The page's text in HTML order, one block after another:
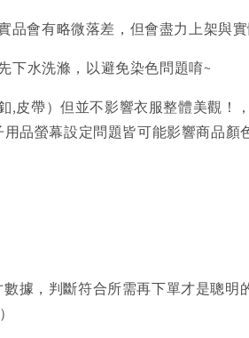
會有略微落差，但會盡力上架與實
下水洗滌，以避免染色問題唷~
帶）但並不影響衣服整體美觀！
品螢幕設定問題皆可能影響商品顏
據，判斷符合所需再下單才是聰